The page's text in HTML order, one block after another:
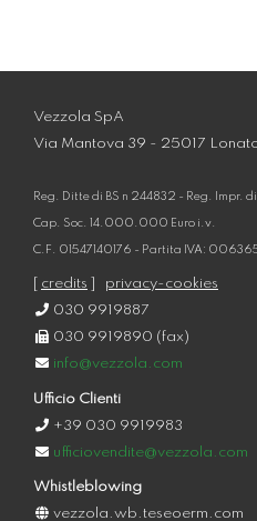
Vezzola SpA
Via Mantova 39 - 25017
Reg. Ditte di BS n 244832 - Reg. Impr. di
Cap. Soc. 14.000.000 Euro i.v.
C.F. 01547140176 - Partita IVA:
credits
privacy-cookies
030 9919887
030 9919890 (fax)
info@vezzola.com
Ufficio Clienti
+39 030 9919983
ufficiovendite@vezzola.com
Whistleblowing
vezzola.wb.teseoerm.com